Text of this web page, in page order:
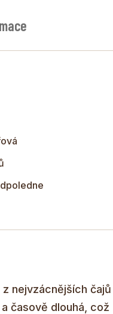
zelený čaj.
čínského čajového
z nejvzácnějších čajů
časově dlouhá, což